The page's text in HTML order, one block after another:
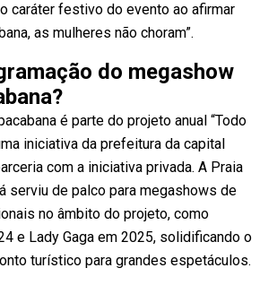
caráter festivo do evento ao afirmar
as mulheres não choram”.
do megashow
é parte do projeto anual “Todo
iniciativa da prefeitura da capital
com a iniciativa privada. A Praia
serviu de palco para megashows de
no âmbito do projeto, como
e Lady Gaga em 2025, solidificando o
turístico para grandes espetáculos.